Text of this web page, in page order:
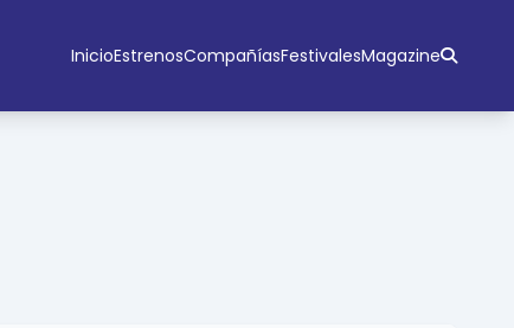
InicioEstrenosCompañíasFestivalesMagazine